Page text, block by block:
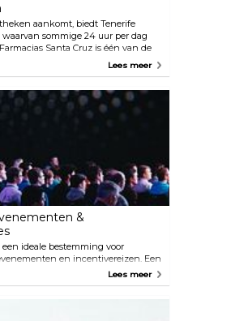
aankomt, biedt Tenerife
waarvan sommige 24 uur per dag
Santa Cruz is één van de
op het eiland.Lees meer
&
een ideale bestemming voor
en incentivereizen. Een
en accommodaties, die van alle
Lees meer